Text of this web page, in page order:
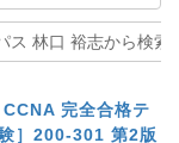
林口 裕志から検索
完全合格テ
］200-301 第2版